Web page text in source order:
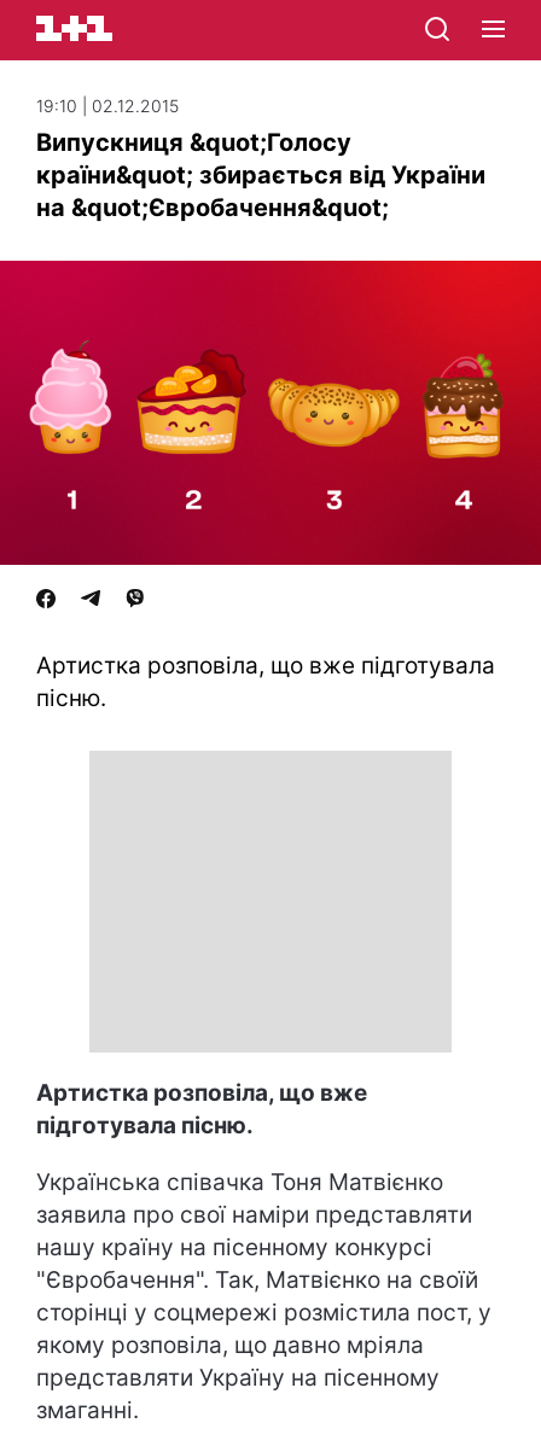
19:10 | 02.12.2015
Випускниця &quot;Голосу
країни&quot; збирається від України
на &quot;Євробачення&quot;
Артистка розповіла, що вже підготувала
пісню.
Артистка розповіла, що вже
підготувала пісню.
Українська співачка Тоня Матвієнко
заявила про свої наміри представляти
нашу країну на пісенному конкурсі
"Євробачення". Так, Матвієнко на своїй
сторінці у соцмережі розмістила пост, у
якому розповіла, що давно мріяла
представляти Україну на пісенному
змаганні.